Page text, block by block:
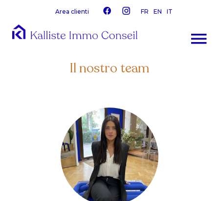
Area clienti FR EN IT
Il nostro team